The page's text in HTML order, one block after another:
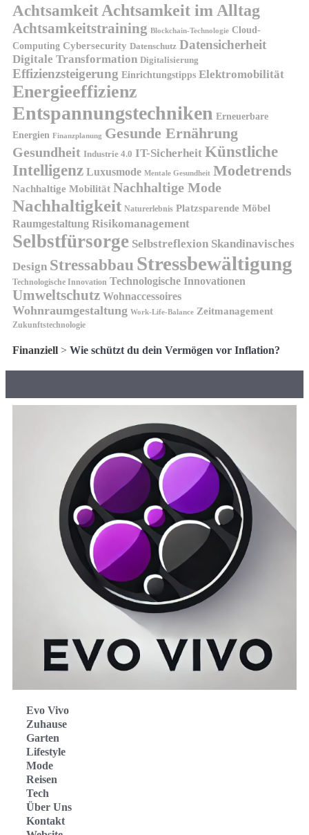
AchtsamkeitAchtsamkeit im Alltag
Achtsamkeitstraining Blockchain-Technologie Cloud-
Computing Cybersecurity Datenschutz Datensicherheit
Digitale Transformation Digitalisierung
Effizienzsteigerung Einrichtungstipps Elektromobilität
Energieeffizienz
Entspannungstechniken Erneuerbare
Energien Finanzplanung Gesunde Ernährung
Gesundheit Industrie 4.0 IT-Sicherheit Künstliche
Intelligenz Luxusmode Mentale Gesundheit Modetrends
Nachhaltige Mobilität Nachhaltige Mode
Nachhaltigkeit Naturerlebnis Platzsparende Möbel
Raumgestaltung Risikomanagement
Selbstfürsorge Selbstreflexion Skandinavisches
Design Stressabbau Stressbewältigung
Technologische Innovation Technologische Innovationen
Umweltschutz Wohnaccessoires
Wohnraumgestaltung Work-Life-Balance Zeitmanagement
Zukunftstechnologie
Finanziell > Wie schützt du dein Vermögen vor Inflation?
Evo Vivo
Zuhause
Garten
Lifestyle
Mode
Reisen
Tech
Über Uns
Kontakt